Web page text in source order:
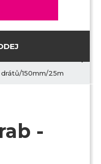
150mm/25m
-